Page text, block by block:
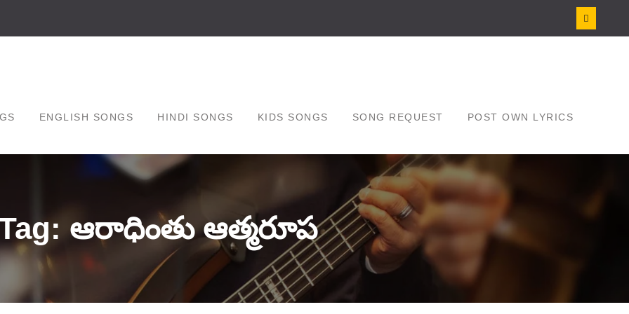
ENGLISH SONGS HINDI SONGS KIDS SONGS SONG REQUEST POST OWN LYRICS
ఆరాధింతు ఆత్మరూప